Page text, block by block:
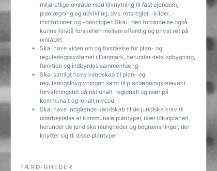
miljøretlige område med tilknytning til fast ejendom,
planlægning og udvikling, dvs. retsregler, -kilder, -
institutioner, og -principper. Skal i den forbindelse også
kunne forstå forskellen mellem offentlig og privat ret på
området
Skal have viden om og forståelse for plan- og
reguleringssystemet i Danmark, herunder dets opbygning,
funktion og indbyrdes sammenhæng
Skal særligt have kendskab til plan- og
reguleringslovgivningen samt til planlægningsrelevant
forvaltningsret på nationalt, regionalt og især på
kommunalt og lokalt niveau
Skal have indgående kendskab til de juridiske krav til
udarbejdelse af kommunale plantyper, især lokalplanen,
herunder de juridiske muligheder og begrænsninger, der
knytter sig til disse plantyper
FÆRDIGHEDER